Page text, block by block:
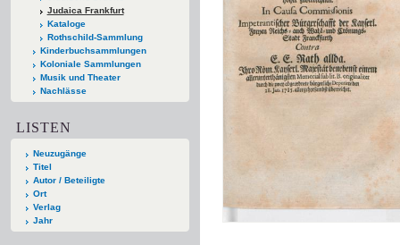
Judaica Frankfurt
Kataloge
Rothschild-Sammlung
Kinderbuchsammlungen
Koloniale Sammlungen
Musik und Theater
Nachlässe
LISTEN
Neuzugänge
Titel
Autor / Beteiligte
Ort
Verlag
Jahr